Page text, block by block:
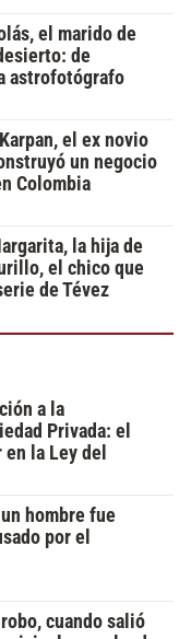
el marido de
de
astrofotógrafo
el ex novio
un negocio
Colombia
la hija de
el chico que
de Tévez
a la
Privada: el
la Ley del
hombre fue
por el
cuando salió